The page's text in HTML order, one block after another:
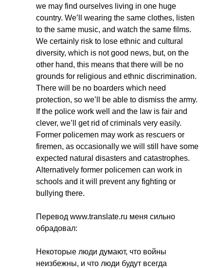
we may find ourselves living in one huge
country. We’ wearing the same clothes, listen
to the same music, and watch the same films.
We certainly risk to lose ethnic and cultural
diversity, which is not good news, but, on the
other hand, this means that there will be no
grounds for religious and ethnic discrimination.
There will be no boarders which need
protection, so we’ be able to dismiss the army.
If the police work well and the law is fair and
clever, we’ get rid of criminals very easily.
Former policemen may work as rescuers or
firemen, as occasionally we will still have some
expected natural disasters and catastrophes.
Alternatively former policemen can work in
schools and it will prevent any fighting or
bullying there.
Перевод www.translate.ru меня сильно
обрадовал:
Некоторые люди думают, что войны
неизбежны, и что люди будут всегда